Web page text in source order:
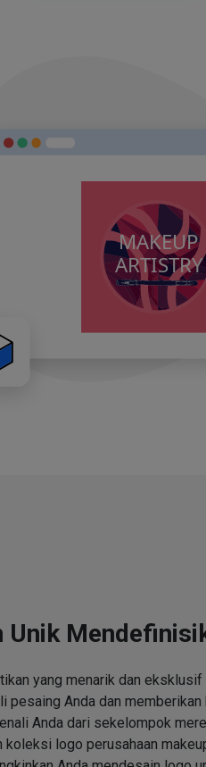
Unik
yang menarik dan eksklusif
pesaing Anda dan
Anda dari sekelompok
koleksi logo perusahaan